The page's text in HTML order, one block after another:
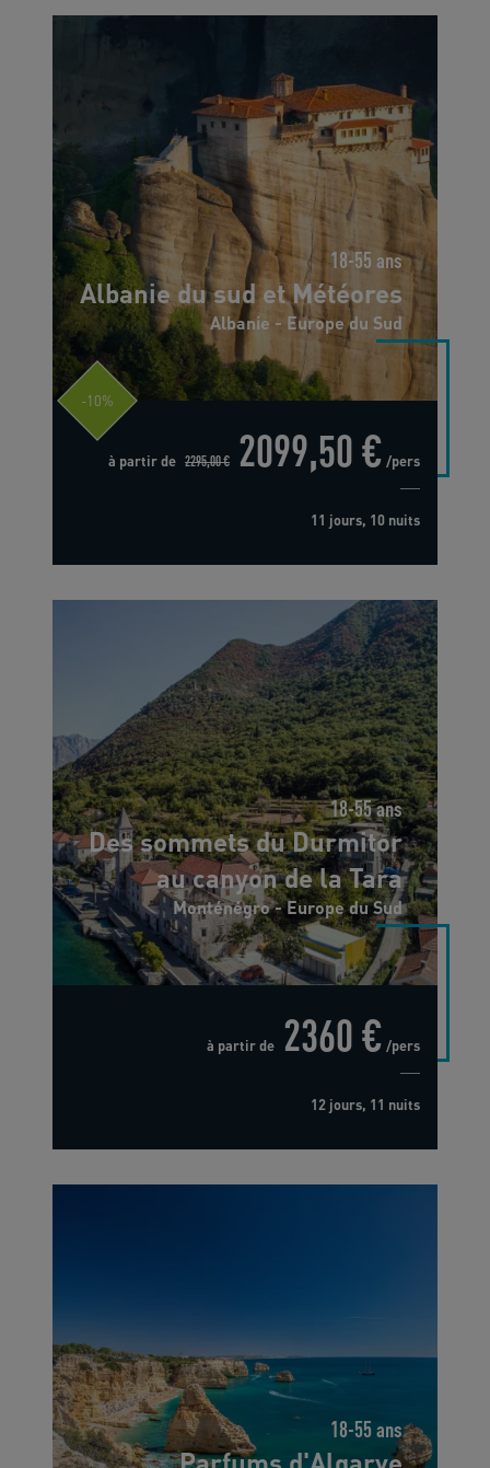
18-55 ans
Albanie du sud et Météores
Albanie - Europe du Sud
-10%
à partir de 2295,00 € 2099,50 € /pers
11 jours, 10 nuits
18-55 ans
Des sommets du Durmitor
au canyon de la Tara
Monténégro - Europe du Sud
à partir de 2360 € /pers
12 jours, 11 nuits
18-55 ans